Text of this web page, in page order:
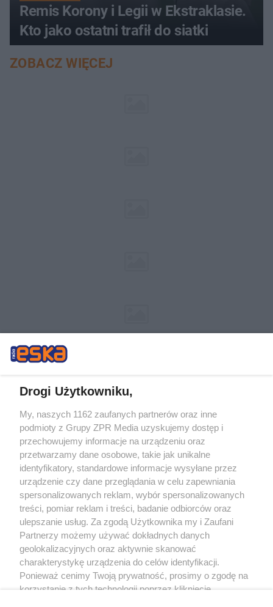
Remis Korony i Legii w Ekstraklasie.
Kto jako ostatni trafił do siatki
ZOBACZ WIĘCEJ
Żaden utwór zamieszczony w serwisie nie może być powielany i
rozpowszechniany lub dalej rozpowszechniany w jakikolwiek sposób (w
tym także elektroniczny lub mechaniczny) na jakimkolwiek polu
eksploatacji w jakiejkolwiek formie, włącznie z umieszczaniem w Internecie
bez pisemnej zgody właściciela praw. Jakiekolwiek użycie lub
wykorzystanie utworów w całości lub w części z naruszeniem prawa, tzn.
bez właściwej zgody, jest zabronione pod groźbą kary i może być ścigane
prawnie.
O nas
Drogi Użytkowniku,
My, naszych 1162 zaufanych partnerów oraz inne
podmioty z Grupy ZPR Media uzyskujemy dostęp i
przechowujemy informacje na urządzeniu oraz
przetwarzamy dane osobowe, takie jak unikalne
identyfikatory, standardowe informacje wysyłane przez
urządzenie czy dane przeglądania w celu zapewniania
spersonalizowanych reklam, wybór spersonalizowanych
treści, pomiar reklam i treści, badanie odbiorców oraz
ulepszanie usług. Za zgodą Użytkownika my i Zaufani
Partnerzy możemy używać dokładnych danych
geolokalizacyjnych oraz aktywnie skanować
charakterystykę urządzenia do celów identyfikacji.
Ponieważ cenimy Twoją prywatność, prosimy o zgodę na
korzystanie z tych technologii poprzez kliknięcie